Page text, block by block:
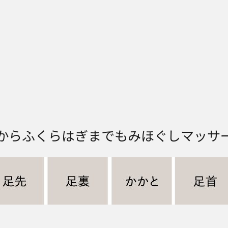
らふくらはぎまでもみほぐしマッサ